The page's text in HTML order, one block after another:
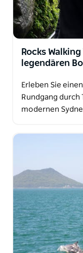
Rocks
legendären
Erleben Sie
Rundgang durch
modernen